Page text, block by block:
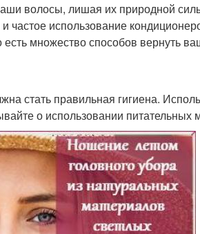
волосы, лишая их природной
частое использование
множество способов вернуть
стать правильная гигиена.
о использовании питательных